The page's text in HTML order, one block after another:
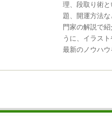
理、段取り術
題、開運方法
門家の解説で
うに、イラス
最新のノウハウ